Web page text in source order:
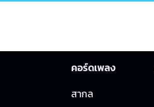
คอร์ดเพลง
สากล